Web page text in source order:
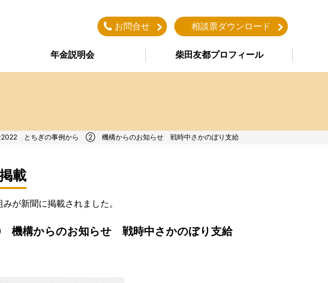
お問合せ
相談票ダウンロード
年金説明会 柴田友都プロフィール
2022 とちぎの事例から ② 機構からのお知らせ 戦時中さかのぼり支給
載
が新聞に掲載されました。
構からのお知らせ 戦時中さかのぼり支給